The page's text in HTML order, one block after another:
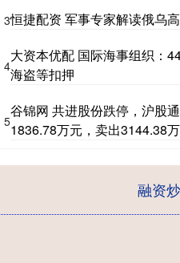
3恒捷配资 军事专家解读俄乌
4
大资本优配 国际海事组织：
海盗等扣押
5
谷锦网 共进股份跌停，沪股
1836.78万元，卖出3144.38
融资